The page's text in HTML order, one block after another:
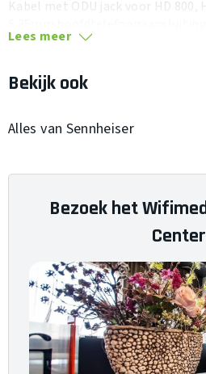
Kabel met ODU jack voor HD 800,
Lees meer
Bekijk ook
Alles van Sennheiser
Bezoek het